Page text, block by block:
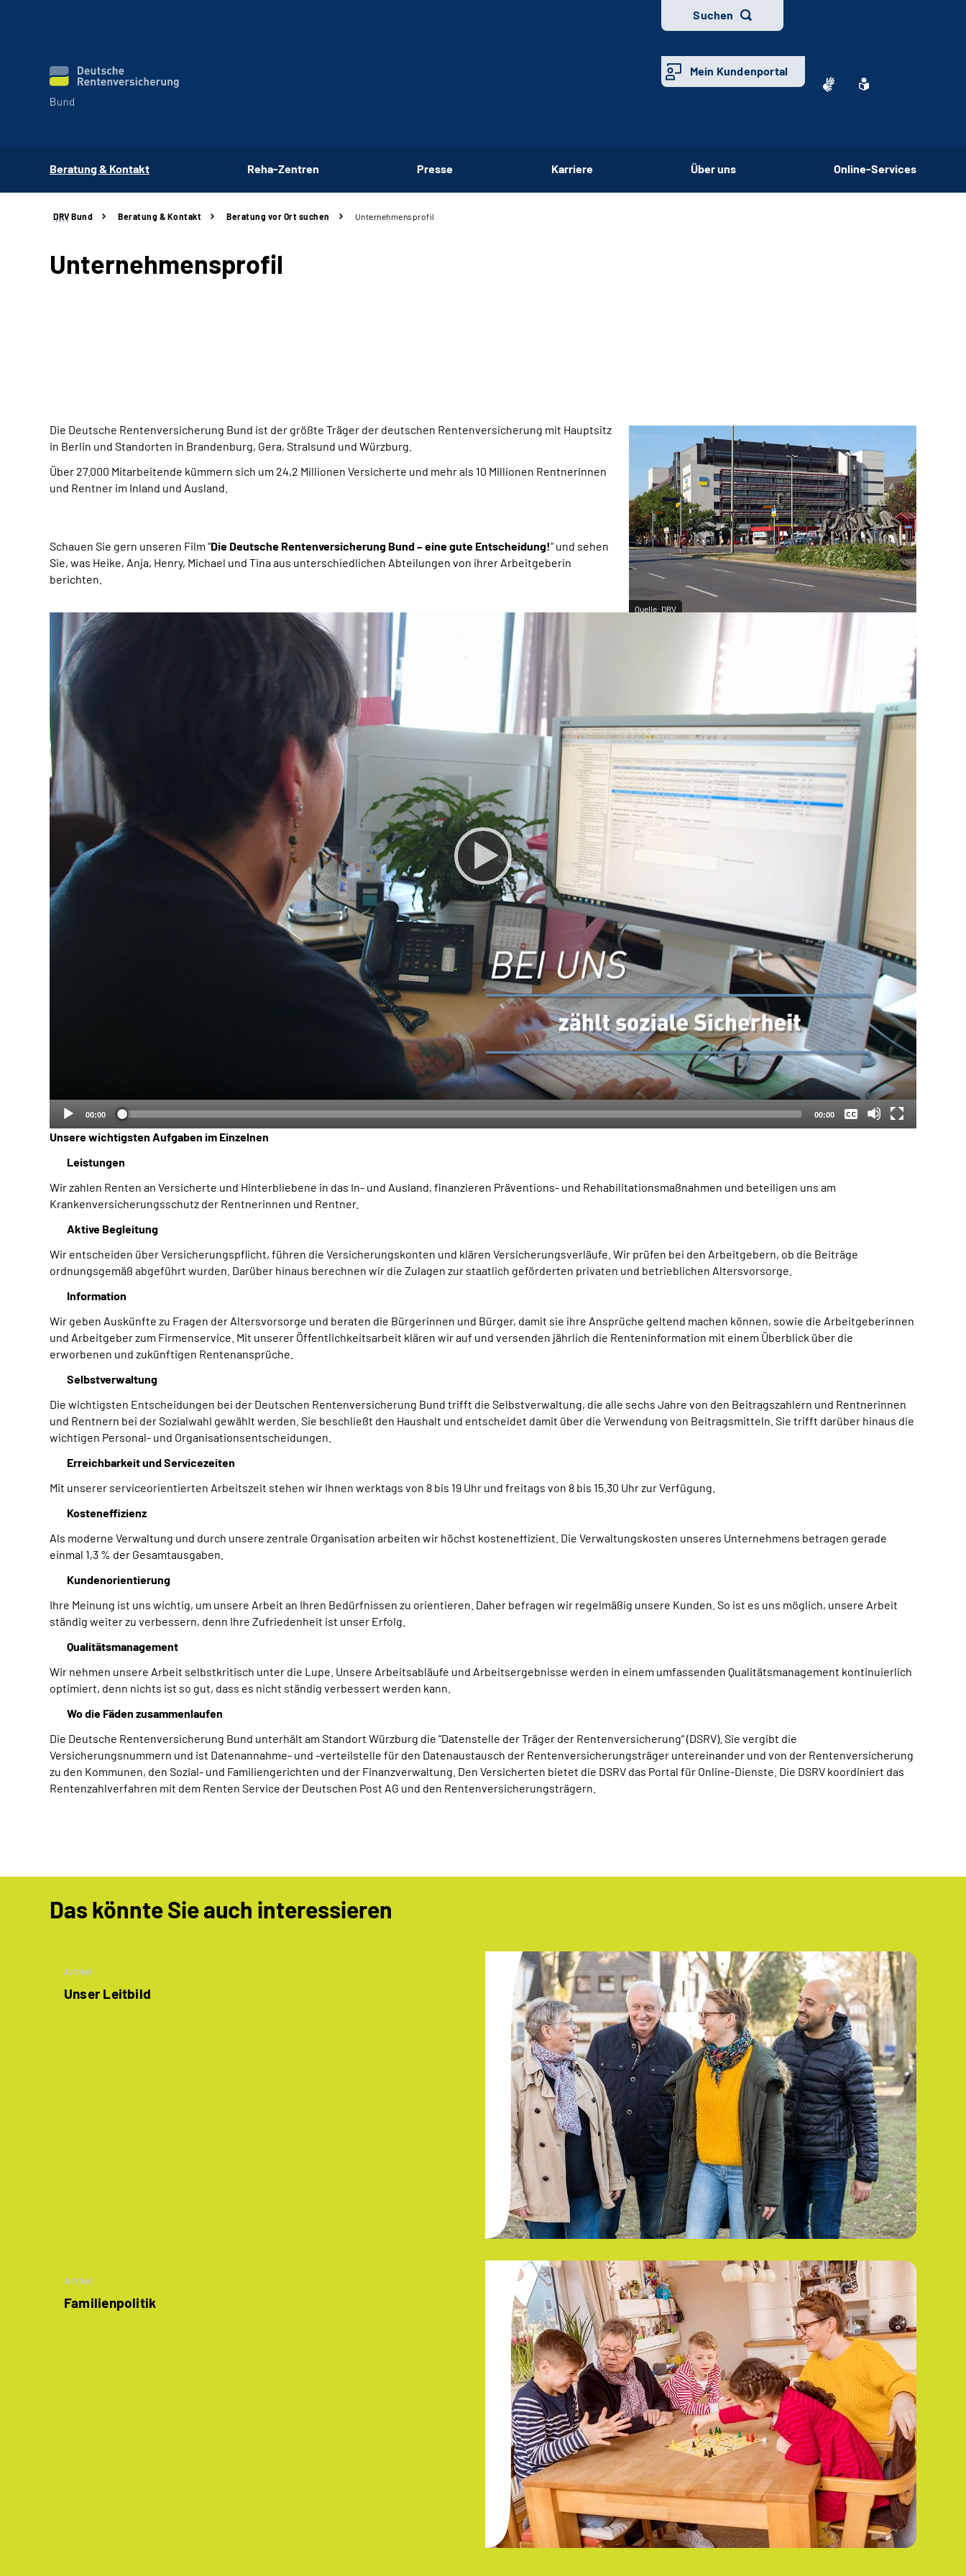
Suchen
Mein Kundenportal
Beratung & Kontakt Reha-Zentren Presse Karriere Über uns Online-Services
DRV Bund Beratung & Kontakt Beratung vor Ort suchen Unternehmensprofil
Unternehmensprofil
Quelle: DRV
Die Deutsche Rentenversicherung Bund ist der größte Träger der deutschen Rentenversicherung mit Hauptsitz
in Berlin und Standorten in Brandenburg, Gera, Stralsund und Würzburg.
Über 27.000 Mitarbeitende kümmern sich um 24,2 Millionen Versicherte und mehr als 10 Millionen Rentnerinnen
und Rentner im Inland und Ausland.
Schauen Sie gern unseren Film "Die Deutsche Rentenversicherung Bund – eine gute Entscheidung!" und sehen
Sie, was Heike, Anja, Henry, Michael und Tina aus unterschiedlichen Abteilungen von ihrer Arbeitgeberin
berichten.
00:00 00:00
Keine
Deutsch
Unsere wichtigsten Aufgaben im Einzelnen
Leistungen
Wir zahlen Renten an Versicherte und Hinterbliebene in das In- und Ausland, finanzieren Präventions- und Rehabilitationsmaßnahmen und beteiligen uns am
Krankenversicherungsschutz der Rentnerinnen und Rentner.
Aktive Begleitung
Wir entscheiden über Versicherungspflicht, führen die Versicherungskonten und klären Versicherungsverläufe. Wir prüfen bei den Arbeitgebern, ob die Beiträge
ordnungsgemäß abgeführt wurden. Darüber hinaus berechnen wir die Zulagen zur staatlich geförderten privaten und betrieblichen Altersvorsorge.
Information
Wir geben Auskünfte zu Fragen der Altersvorsorge und beraten die Bürgerinnen und Bürger, damit sie ihre Ansprüche geltend machen können, sowie die Arbeitgeberinnen
und Arbeitgeber zum Firmenservice. Mit unserer Öffentlichkeitsarbeit klären wir auf und versenden jährlich die Renteninformation mit einem Überblick über die
erworbenen und zukünftigen Rentenansprüche.
Selbstverwaltung
Die wichtigsten Entscheidungen bei der Deutschen Rentenversicherung Bund trifft die Selbstverwaltung, die alle sechs Jahre von den Beitragszahlern und Rentnerinnen
und Rentnern bei der Sozialwahl gewählt werden. Sie beschließt den Haushalt und entscheidet damit über die Verwendung von Beitragsmitteln. Sie trifft darüber hinaus die
wichtigen Personal- und Organisationsentscheidungen.
Erreichbarkeit und Servicezeiten
Mit unserer serviceorientierten Arbeitszeit stehen wir Ihnen werktags von 8 bis 19 Uhr und freitags von 8 bis 15.30 Uhr zur Verfügung.
Kosteneffizienz
Als moderne Verwaltung und durch unsere zentrale Organisation arbeiten wir höchst kosteneffizient. Die Verwaltungskosten unseres Unternehmens betragen gerade
einmal 1,3 % der Gesamtausgaben.
Kundenorientierung
Ihre Meinung ist uns wichtig, um unsere Arbeit an Ihren Bedürfnissen zu orientieren. Daher befragen wir regelmäßig unsere Kunden. So ist es uns möglich, unsere Arbeit
ständig weiter zu verbessern, denn Ihre Zufriedenheit ist unser Erfolg.
Qualitätsmanagement
Wir nehmen unsere Arbeit selbstkritisch unter die Lupe. Unsere Arbeitsabläufe und Arbeitsergebnisse werden in einem umfassenden Qualitätsmanagement kontinuierlich
optimiert, denn nichts ist so gut, dass es nicht ständig verbessert werden kann.
Wo die Fäden zusammenlaufen
Die Deutsche Rentenversicherung Bund unterhält am Standort Würzburg die “Datenstelle der Träger der Rentenversicherung“ (DSRV). Sie vergibt die
Versicherungsnummern und ist Datenannahme- und -verteilstelle für den Datenaustausch der Rentenversicherungsträger untereinander und von der Rentenversicherung
zu den Kommunen, den Sozial- und Familiengerichten und der Finanzverwaltung. Den Versicherten bietet die DSRV das Portal für Online-Dienste. Die DSRV koordiniert das
Rentenzahlverfahren mit dem Renten Service der Deutschen Post AG und den Rentenversicherungsträgern.
Das könnte Sie auch interessieren
Artikel
Unser Leitbild
Artikel
Familienpolitik